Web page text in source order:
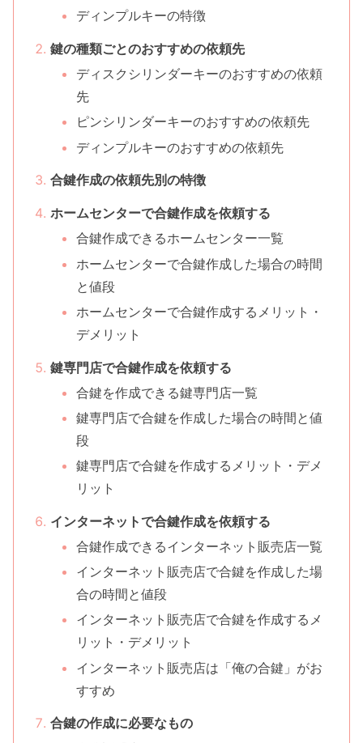
ディンプルキーの特徴
鍵の種類ごとのおすすめの依頼先
ディスクシリンダーキーのおすすめの依頼
先
ピンシリンダーキーのおすすめの依頼先
ディンプルキーのおすすめの依頼先
合鍵作成の依頼先別の特徴
ホームセンターで合鍵作成を依頼する
合鍵作成できるホームセンター一覧
ホームセンターで合鍵作成した場合の時間
と値段
ホームセンターで合鍵作成するメリット・
デメリット
鍵専門店で合鍵作成を依頼する
合鍵を作成できる鍵専門店一覧
鍵専門店で合鍵を作成した場合の時間と値
段
鍵専門店で合鍵を作成するメリット・デメ
リット
インターネットで合鍵作成を依頼する
合鍵作成できるインターネット販売店一覧
インターネット販売店で合鍵を作成した場
合の時間と値段
インターネット販売店で合鍵を作成するメ
リット・デメリット
インターネット販売店は「俺の合鍵」がお
すすめ
合鍵の作成に必要なもの